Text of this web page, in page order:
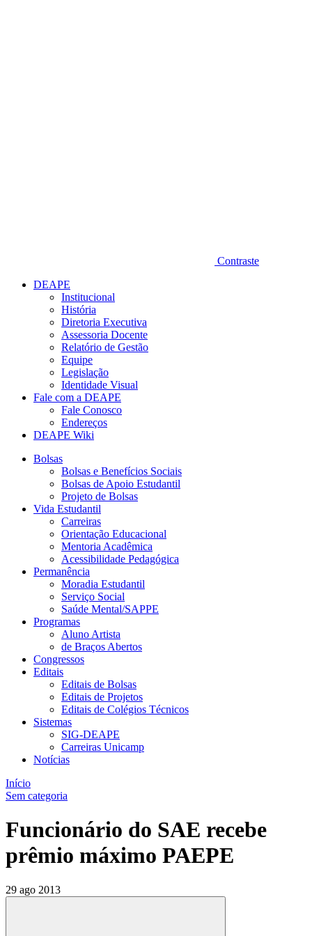
Contraste
DEAPE
Institucional
História
Diretoria Executiva
Assessoria Docente
Relatório de Gestão
Equipe
Legislação
Identidade Visual
Fale com a DEAPE
Fale Conosco
Endereços
DEAPE Wiki
Bolsas
Bolsas e Benefícios Sociais
Bolsas de Apoio Estudantil
Projeto de Bolsas
Vida Estudantil
Carreiras
Orientação Educacional
Mentoria Acadêmica
Acessibilidade Pedagógica
Permanência
Moradia Estudantil
Serviço Social
Saúde Mental/SAPPE
Programas
Aluno Artista
de Braços Abertos
Congressos
Editais
Editais de Bolsas
Editais de Projetos
Editais de Colégios Técnicos
Sistemas
SIG-DEAPE
Carreiras Unicamp
Notícias
Início
Sem categoria
Funcionário do SAE recebe
prêmio máximo PAEPE
29 ago 2013